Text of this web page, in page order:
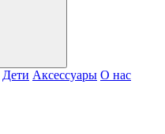
Дети Аксессуары О нас